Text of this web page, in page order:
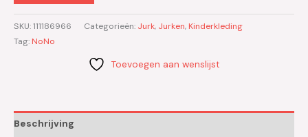
SKU:111186966 Categorieën: Jurk, Jurken, Kinderkleding
Tag: NoNo
Toevoegen aan wenslijst
Beschrijving